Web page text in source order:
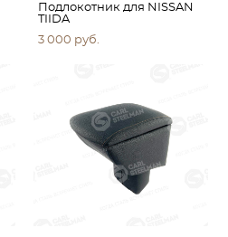
Подлокотник для NISSAN
TIIDA
3 000 pуб.